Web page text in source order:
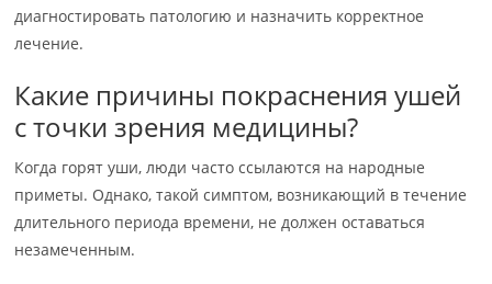
диагностировать патологию и назначить корректное
лечение.
Какие причины покраснения ушей
с точки зрения медицины?
Когда горят уши, люди часто ссылаются на народные
приметы. Однако, такой симптом, возникающий в течение
длительного периода времени, не должен оставаться
незамеченным.